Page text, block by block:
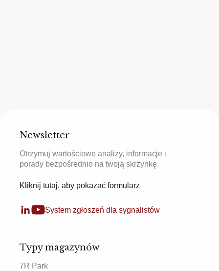
Newsletter
Otrzymuj wartościowe analizy, informacje i
porady bezpośrednio na twoją skrzynkę.
Kliknij tutaj, aby pokazać formularz
System zgłoszeń dla sygnalistów
Typy magazynów
7R Park